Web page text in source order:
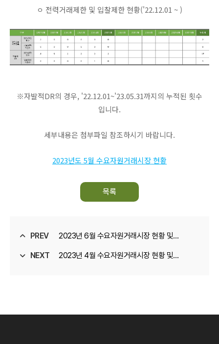
ㅇ 전력거래제한 및 입찰제한 현황('22.12.01 ~ )
※자발적DR의 경우, '22.12.01~'23.05.31까지의 누적된 횟수
입니다.
세부내용은 첨부파일 참조하시기 바랍니다.
2023년도 5월 수요자원거래시장 현황
목록
PREV 2023년 6월 수요자원거래시장 현황 및
운영정보
NEXT 2023년 4월 수요자원거래시장 현황 및